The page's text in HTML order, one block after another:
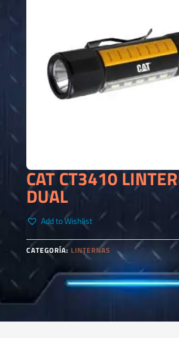
CAT CT3410
DUAL
Add to Wishlist
CATEGORÍA: LINTERNAS